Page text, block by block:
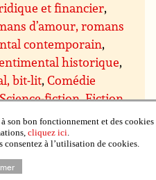
et financier,
d’amour, romans
contemporain,
historique,
bit-lit,Comédie
Science-fiction,Fiction
, Cyberpunk,
,Space Opera et
Voyage dans le temps,
Terreur
son bon fonctionnement et des cookies
cliquez ici.
à l’utilisation de cookies.